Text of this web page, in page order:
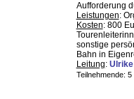
Aufforderung
Leistungen:
Kosten: 800
sonstige
Bahn in
Leitung:
Teilnehmende: